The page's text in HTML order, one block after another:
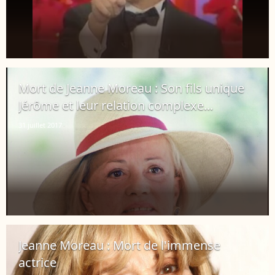
Mort de Jeanne Moreau : Son fils unique
Jérôme et leur relation complexe...
31 juillet 2017
Jeanne Moreau : Mort de l'immense
actrice